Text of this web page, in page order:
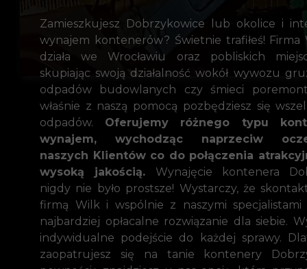
Zamieszkujesz Dobrzykowice lub okolice i
wynajem kontenerów? Świetnie trafiłeś!
działa we Wrocławiu oraz pobliskich
skupiając swoją działalność wokół wywozu
odpadów budowlanych czy śmieci
właśnie z naszą pomocą pozbędziesz się
odpadów. Oferujemy różnego typu
wynajem, wychodząc naprzeciw
naszych Klientów co do połączenia
wysoką jakością. Wynajęcie kontenera
nigdy nie było prostsze! Wystarczy, że
firmą Wilk i wspólnie z naszymi specjalistami
najbardziej opłacalne rozwiązanie dla siebie.
indywidualne podejście do każdej sprawy.
zaopatrujesz się na tanie kontenery